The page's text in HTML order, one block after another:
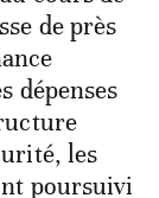
de près
dépenses
les
poursuivi